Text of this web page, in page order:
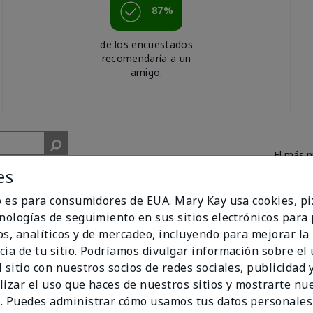
87%
de los encuestados
recomendaría a un
amigo.
I get compliments all of the time when I walk past people
es para consumidores de EUA. Mary Kay usa cookies,
de seguimiento en sus sitios electrónicos para
analíticos y de mercadeo, incluyendo para mejorar la
de tu sitio. Podríamos divulgar información sobre el
sitio con nuestros socios de redes sociales, publicidad
el uso que haces de nuestros sitios y mostrarte
Puedes administrar cómo usamos tus datos